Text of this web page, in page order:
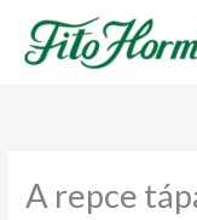
tartalomhoz
A repce